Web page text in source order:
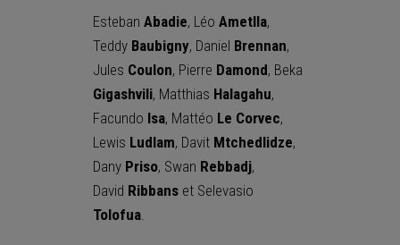
Esteban Abadie, Léo Ametlla,
Teddy Baubigny, Daniel Brennan,
Jules Coulon, Pierre Damond, Beka
Gigashvili, Matthias Halagahu,
Facundo Isa, Mattéo Le Corvec,
Lewis Ludlam, Davit Mtchedlidze,
Dany Priso, Swan Rebbadj,
David Ribbans et Selevasio
Tolofua